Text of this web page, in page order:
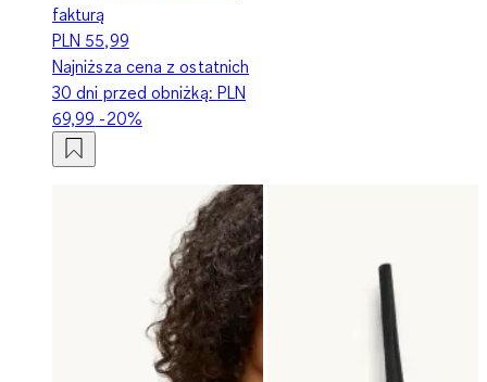
fakturą
PLN 55,99
Najniższa cena z ostatnich
30 dni przed obniżką: PLN
69,99 -20%